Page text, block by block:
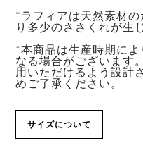
*ラフィアは天然素材
り多少のささくれが生
*本商品は生産時期に
なる場合がございます
用いただけるよう設計
めご了承ください。
サイズについて